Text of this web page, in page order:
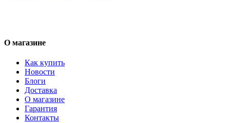
О магазине
Как купить
Новости
Блоги
Доставка
О магазине
Гарантия
Контакты